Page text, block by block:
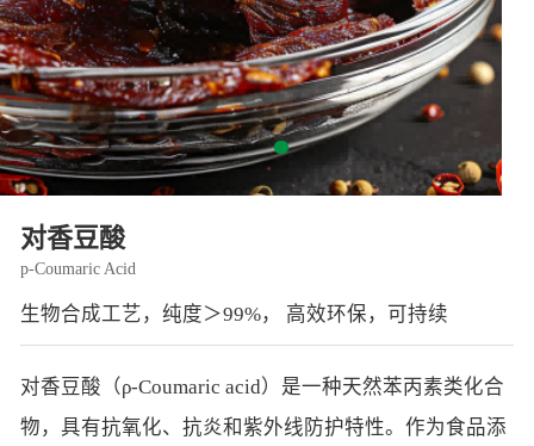
生物基新材料
生物制药
其他
智能生物乐高平台
高通量骐骥平台
鸿鹄实验室
唯责任
可持续发展
社会责任
联系我们
对香豆酸
p-Coumaric Acid
生物合成工艺，纯度＞99%， 高效环保，可持续
对香豆酸（ρ-Coumaric acid）是一种天然苯丙素类化合
物，具有抗氧化、抗炎和紫外线防护特性。作为食品添